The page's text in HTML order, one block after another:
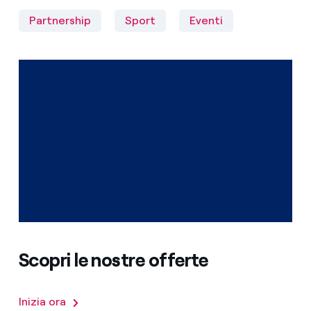
Partnership Sport Eventi
Scopri le nostre offerte
Inizia ora